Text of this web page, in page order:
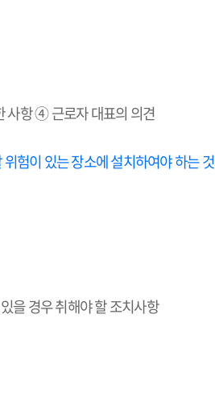
항 ④ 근로자 대표의 의견
험이 있는 장소에 설치하여야 하는 것
을 경우 취해야 할 조치사항